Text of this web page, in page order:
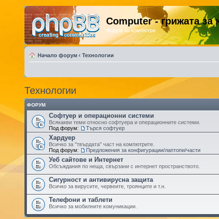
Computer - грижата
Форум за компютри
Начало форум ‹ Технологии
Технологии
ФОРУМ
Софтуер и операционни системи
Всякакви теми относно софтуера и операционните системи.
Под форум:
Търся софтуер
Хардуер
Всичко за "твърдата" част на компютрите.
Под форум:
Предложения за конфигурации/лаптопи/части
Уеб сайтове и Интернет
Обсъждания по неща, свързани с интернет пространството.
Сигурност и антивирусна защита
Всичко за вирусите, червеите, троянците и т.н.
Телефони и таблети
Всичко за мобилните комуникации.